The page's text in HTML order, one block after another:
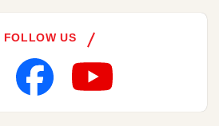
FOLLOW US